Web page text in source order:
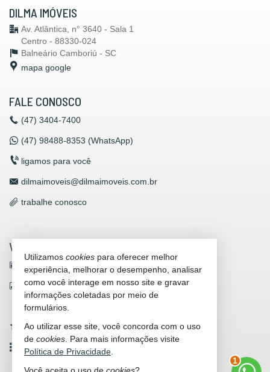
DILMA IMÓVEIS
Av. Atlântica, n° 3640 - Sala 1
Centro - 88330-024
Balneário Camboriú - SC
mapa google
FALE CONOSCO
(47) 3404-7400
(47) 98488-8353 (WhatsApp)
ligamos para você
dilmaimoveis@dilmaimoveis.com.br
trabalhe conosco
VEJA MAIS
receba nosso newsletter
indicadores financeiros
cadastre seu imóvel
imóveis favoritos
mapa de imóveis
Utilizamos cookies para oferecer melhor
experiência, melhorar o desempenho, analisar
como você interage em nosso site e gravar
informações coletadas por meio de
formulários.
Ao utilizar esse site, você concorda com o uso
de cookies . Para mais informações visite
Política de Privacidade